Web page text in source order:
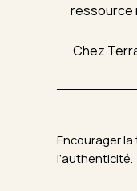
ressource
Chez
Encourager
l’authenticité.